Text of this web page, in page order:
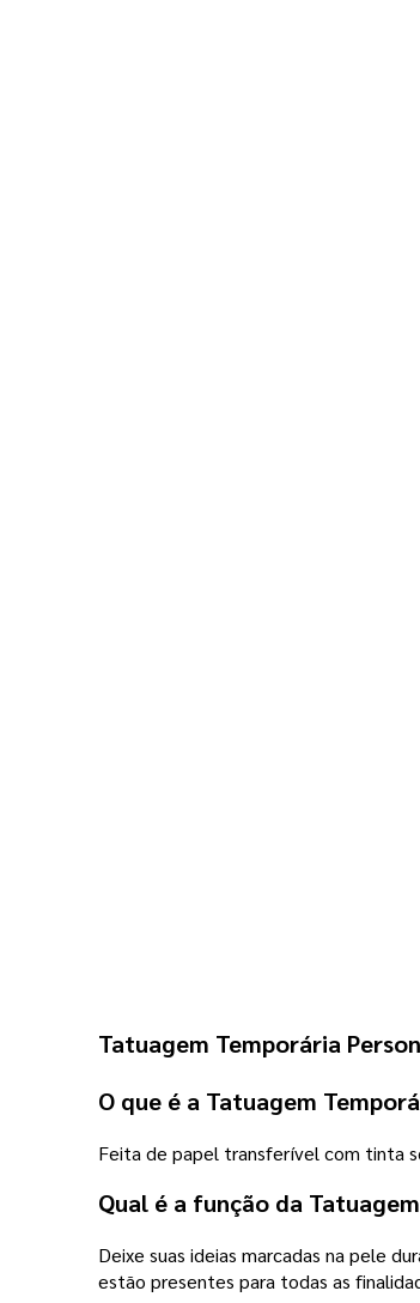
Tatuagem Temporária
O que é a Tatuagem
Feita de papel transferível com tinta
Qual é a função da
Deixe suas ideias marcadas na pele
estão presentes para todas as